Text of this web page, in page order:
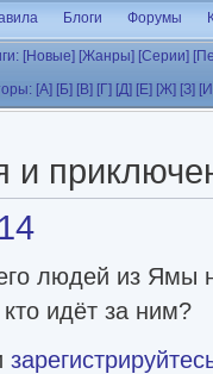
Блоги Форумы
[Новые] [Жанры] [Серии]
[А] [Б] [В] [Г] [Д] [Е] [Ж] [З]
и
людей из Ямы
идёт за ним?